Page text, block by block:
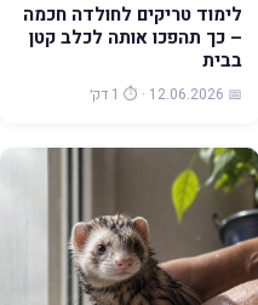
לימוד טריקים לחולדה חכמה
– כך תהפכו אותה לכלב קטן
בבית
📅 12.06.2026 · ⏱️ 1 דק׳